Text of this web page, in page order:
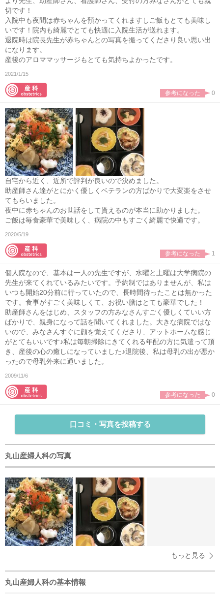
切です！
入院中も夜間は赤ちゃんを預かってくれますしご飯もとても美味し
いです！院内も綺麗でとても快適に入院生活が送れます。
退院時は院長先生が赤ちゃんとの写真を撮ってくださり良い思い出
になります。
産後のアロママッサージもとても気持ちよかったです。
2021/1/15
参考になった 0
自宅から近く、近所で評判が良いので決めました。
助産師さん達がとにかく優しくベテランの方ばかりで大変楽をさせ
てもらいました。
夜中に赤ちゃんのお世話をして貰えるのが本当に助かりました。
ご飯は毎食豪華で美味しく、病院の中もすごく綺麗で快適です。
2020/5/19
参考になった 1
個人院なので、基本は一人の先生ですが、水曜と土曜は大学病院の
先生が来てくれているみたいです。予約制ではありませんが、私は
いつも開始20分前に行っていたので、長時間待ったことは無かった
です。食事がすごく美味しくて、お祝い膳はとても豪華でした！
助産師さんをはじめ、スタッフの方みなさんすごく優しくていい方
ばかりで、親身になって話を聞いてくれました。大きな病院ではな
いので、みなさんすぐに顔を覚えてくださり、アットホームな感じ
がとてもいいです♪私は毎朝掃除にきてくれる年配の方に気遣って頂
き、産後の心の癒しになっていました♪退院後、私は母乳の出が悪か
ったので母乳外来に通いました。
2009/11/6
参考になった 0
口コミ・写真を投稿する
丸山産婦人科の写真
もっと見る
丸山産婦人科の基本情報